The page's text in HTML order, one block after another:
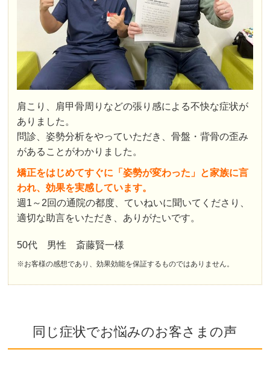
肩こり、肩甲骨周りなどの張り感による不快な症状が
ありました。
問診、姿勢分析をやっていただき、骨盤・背骨の歪み
があることがわかりました。
矯正をはじめてすぐに「姿勢が変わった」と家族に言
われ、効果を実感しています。
週1～2回の通院の都度、ていねいに聞いてくださり、
適切な助言をいただき、ありがたいです。
50代 男性 斎藤賢一様
※お客様の感想であり、効果効能を保証するものではありません。
同じ症状でお悩みのお客さまの声